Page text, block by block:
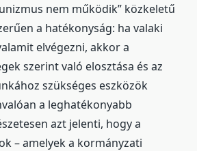
nem működik” közkeletű
a hatékonyság: ha valaki
elvégezni, akkor a
szerint való elosztása és az
szükséges eszközök
a leghatékonyabb
azt jelenti, hogy a
– amelyek a kormányzati